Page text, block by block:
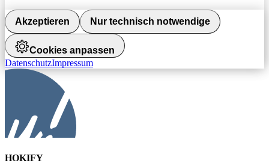
Akzeptieren Nur technisch notwendige
Cookies anpassen
DatenschutzImpressum
HOKIFY